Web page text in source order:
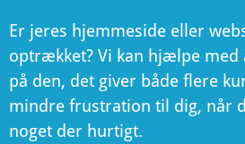
Er jeres hjemmeside eller
optrækket? Vi kan hjælpe
på den, det giver både flere
mindre frustration til dig, når
noget der hurtigt.